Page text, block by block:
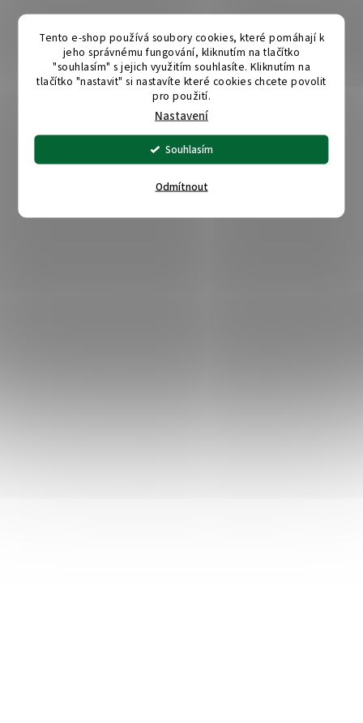
Tento e-shop používá soubory cookies, které pomáhají k
jeho správnému fungování, kliknutím na tlačítko
"souhlasím" s jejich využitím souhlasíte. Kliknutím na
tlačítko "nastavit" si nastavíte které cookies chcete povolit
pro použití.
Nastavení
Odmítnout
Souhlasím